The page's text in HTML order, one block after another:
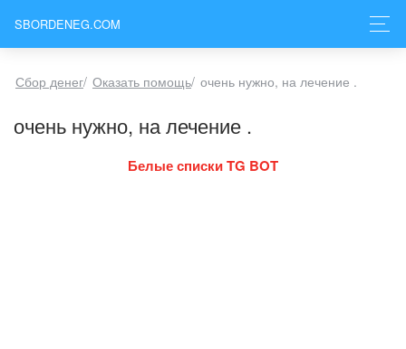
SBORDENEG.COM
Сбор денег/ Оказать помощь/ очень нужно, на лечение .
очень нужно, на лечение .
Белые списки TG BOT